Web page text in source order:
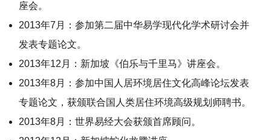
座会。
2013年7月：参加第二届中华易学现代化学术研讨会并
发表专题论文。
2013年12月：新加坡《伯乐与千里马》讲座会。
2013年8月：参加中国人居环境居住文化高峰论坛发表
专题论文，获颁联合国人类居住环境高级规划师聘书。
2013年8月：世界易经大会获颁首席顾问。